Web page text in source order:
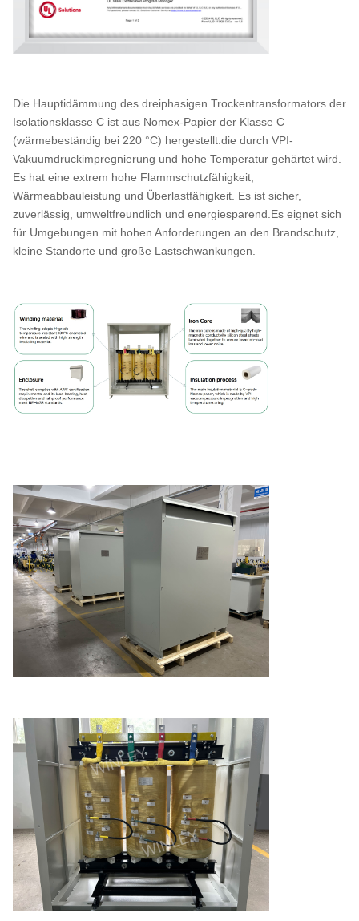
Die Hauptidämmung des dreiphasigen Trockentransformators der
Isolationsklasse C ist aus Nomex-Papier der Klasse C
(wärmebeständig bei 220 °C) hergestellt.die durch VPI-
Vakuumdruckimpregnierung und hohe Temperatur gehärtet wird.
Es hat eine extrem hohe Flammschutzfähigkeit,
Wärmeabbauleistung und Überlastfähigkeit. Es ist sicher,
zuverlässig, umweltfreundlich und energiesparend.Es eignet sich
für Umgebungen mit hohen Anforderungen an den Brandschutz,
kleine Standorte und große Lastschwankungen.